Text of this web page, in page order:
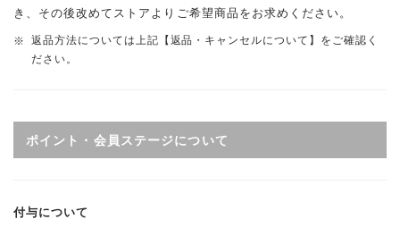
き、その後改めてストアよりご希望商品をお求めください。
返品方法については上記【返品・キャンセルについて】をご確認く
ださい。
ポイント・会員ステージについて
付与について